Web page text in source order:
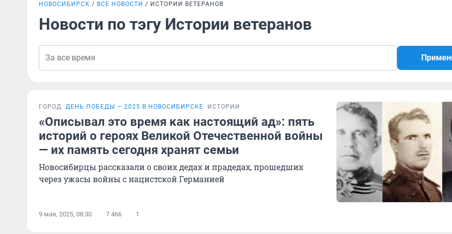
НОВОСИБИРСК ВСЕ НОВОСТИ ИСТОРИИ ВЕТЕРАНОВ
Новости по тэгу Истории ветеранов
ГОРОД ДЕНЬ ПОБЕДЫ — 2025 В НОВОСИБИРСКЕ ИСТОРИИ
«Описывал это время как настоящий ад»: пять
историй о героях Великой Отечественной войны
— их память сегодня хранят семьи
Новосибирцы рассказали о своих дедах и прадедах, прошедших
через ужасы войны с нацистской Германией
9 мая, 2025, 08:30 7 466 1